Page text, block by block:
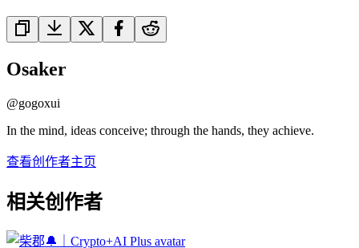
Osaker
@gogoxui
In the mind, ideas conceive; through the hands, they achieve.
查看创作者主页
相关创作者